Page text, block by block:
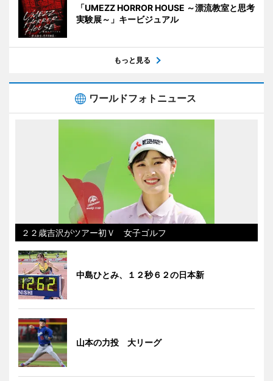
「UMEZZ HORROR HOUSE ～漂流教室と思考
実験展～」キービジュアル
もっと見る
ワールドフォトニュース
２２歳吉沢がツアー初Ｖ 女子ゴルフ
中島ひとみ、１２秒６２の日本新
山本の力投 大リーグ